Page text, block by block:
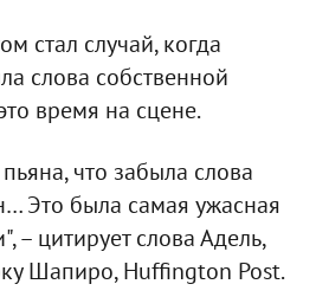
стал случай, когда
слова собственной
время на сцене.
что забыла слова
Это была самая ужасная
– цитирует слова Адель,
Шапиро, Huffington Post.